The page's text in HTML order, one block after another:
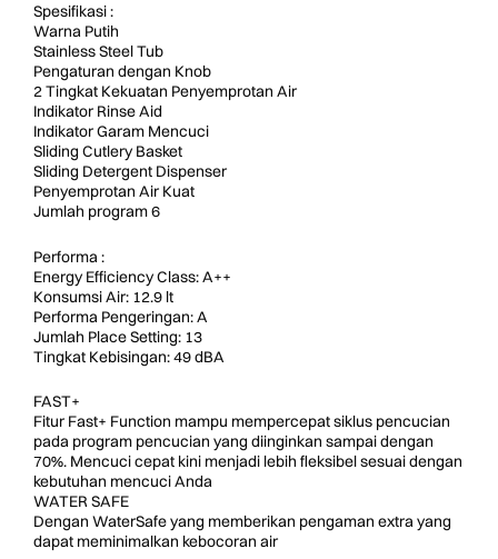
Spesifikasi :
Warna Putih
Stainless Steel Tub
Pengaturan dengan Knob
2 Tingkat Kekuatan Penyemprotan Air
Indikator Rinse Aid
Indikator Garam Mencuci
Sliding Cutlery Basket
Sliding Detergent Dispenser
Penyemprotan Air Kuat
Jumlah program 6
Performa :
Energy Efficiency Class: A++
Konsumsi Air: 12.9 lt
Performa Pengeringan: A
Jumlah Place Setting: 13
Tingkat Kebisingan: 49 dBA
FAST+
Fitur Fast+ Function mampu mempercepat siklus pencucian
pada program pencucian yang diinginkan sampai dengan
70%. Mencuci cepat kini menjadi lebih fleksibel sesuai dengan
kebutuhan mencuci Anda
WATER SAFE
Dengan WaterSafe yang memberikan pengaman extra yang
dapat meminimalkan kebocoran air